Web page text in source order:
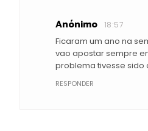
Anónimo 18:57
Ficaram um ano na
vao apostar sempre
problema tivesse sido
RESPONDER